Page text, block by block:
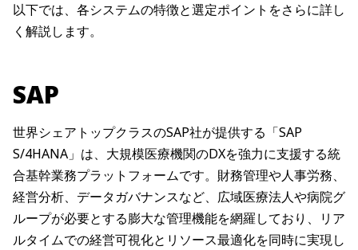
以下では、各システムの特徴と選定ポイントをさらに詳し
く解説します。
SAP
世界シェアトップクラスのSAP社が提供する「SAP
S/4HANA」は、大規模医療機関のDXを強力に支援する統
合基幹業務プラットフォームです。財務管理や人事労務、
経営分析、データガバナンスなど、広域医療法人や病院グ
ループが必要とする膨大な管理機能を網羅しており、リア
ルタイムでの経営可視化とリソース最適化を同時に実現し